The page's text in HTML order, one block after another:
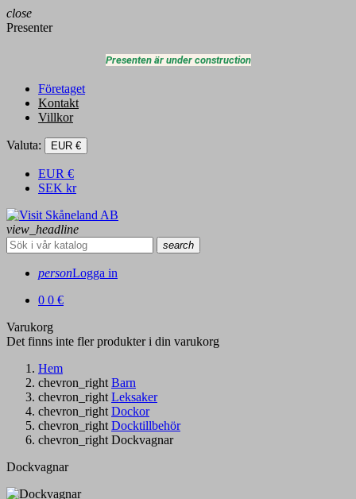
close
Presenter
Presenten är under construction
Företaget
Kontakt
Villkor
Valuta: EUR €
EUR €
SEK kr
view_headline
search
personLogga in
0 0 €
Varukorg
Det finns inte fler produkter i din varukorg
Hem
chevron_right Barn
chevron_right Leksaker
chevron_right Dockor
chevron_right Docktillbehör
chevron_right Dockvagnar
Dockvagnar